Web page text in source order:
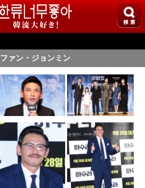
ファン・ジョンミン